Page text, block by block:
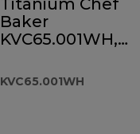
Titanium Chef
Baker
KVC65.001WH,
KVC65.001WH